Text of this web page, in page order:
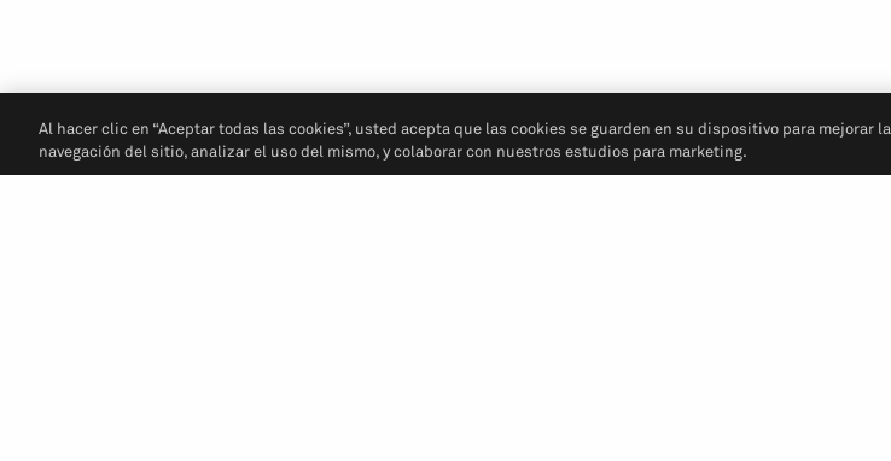
Al hacer clic en “Aceptar todas las cookies”, usted acepta que las cookies se guarden en su dispositivo para mejorar la
navegación del sitio, analizar el uso del mismo, y colaborar con nuestros estudios para marketing.